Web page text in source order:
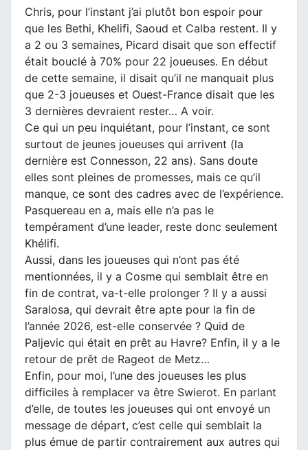
Chris, pour l’instant j’ai plutôt bon espoir pour
que les Bethi, Khelifi, Saoud et Calba restent. Il y
a 2 ou 3 semaines, Picard disait que son effectif
était bouclé à 70% pour 22 joueuses. En début
de cette semaine, il disait qu’il ne manquait plus
que 2-3 joueuses et Ouest-France disait que les
3 dernières devraient rester… A voir.
Ce qui un peu inquiétant, pour l’instant, ce sont
surtout de jeunes joueuses qui arrivent (la
dernière est Connesson, 22 ans). Sans doute
elles sont pleines de promesses, mais ce qu’il
manque, ce sont des cadres avec de l’expérience.
Pasquereau en a, mais elle n’a pas le
tempérament d’une leader, reste donc seulement
Khélifi.
Aussi, dans les joueuses qui n’ont pas été
mentionnées, il y a Cosme qui semblait être en
fin de contrat, va-t-elle prolonger ? Il y a aussi
Saralosa, qui devrait être apte pour la fin de
l’année 2026, est-elle conservée ? Quid de
Paljevic qui était en prêt au Havre? Enfin, il y a le
retour de prêt de Rageot de Metz…
Enfin, pour moi, l’une des joueuses les plus
difficiles à remplacer va être Swierot. En parlant
d’elle, de toutes les joueuses qui ont envoyé un
message de départ, c’est celle qui semblait la
plus émue de partir contrairement aux autres qui